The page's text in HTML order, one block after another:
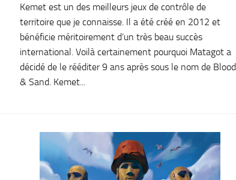
Kemet est un des meilleurs jeux de contrôle de
territoire que je connaisse. Il a été créé en 2012 et
bénéficie méritoirement d’un très beau succès
international. Voilà certainement pourquoi Matagot a
décidé de le rééditer 9 ans après sous le nom de Blood
& Sand. Kemet...